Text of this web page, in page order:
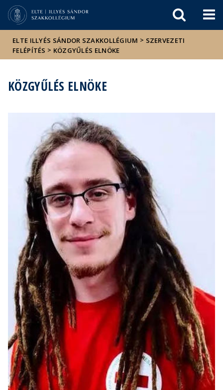
Események
sajtóban
ELTE ILLYÉS SÁNDOR SZAKKOLLÉGIUM > SZERVEZETI
FELÉPÍTÉS > KÖZGYŰLÉS ELNÖKE
KÖZGYŰLÉS ELNÖKE